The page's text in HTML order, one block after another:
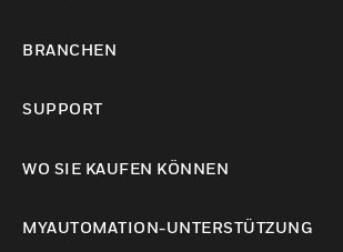
BRANCHEN
SUPPORT
WO SIE KAUFEN KÖNNEN
MYAUTOMATION-UNTERSTÜTZUNG